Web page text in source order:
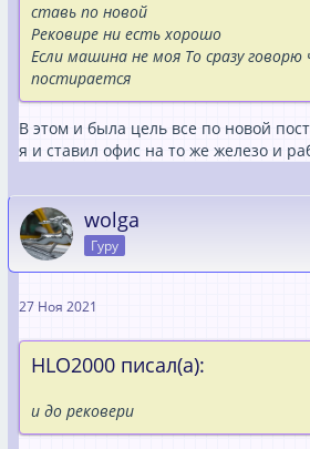
ставь по новой
Рековире ни есть хорошо
Если машина не моя То сразу говорю
постирается
В этом и была цель все по новой
я и ставил офис на то же железо и
wolga
Гуру
27 Ноя 2021
HLO2000 писал(а):
и до рековери